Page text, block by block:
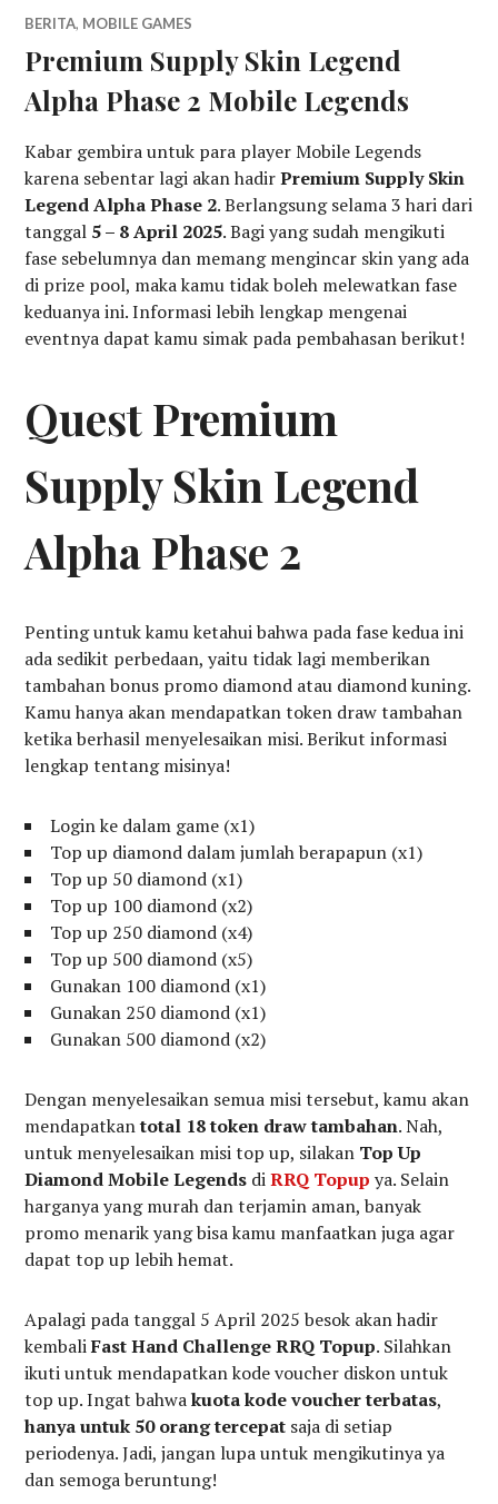
BERITA, MOBILE GAMES
Premium Supply Skin Legend
Alpha Phase 2 Mobile Legends
Kabar gembira untuk para player Mobile Legends
karena sebentar lagi akan hadirPremium Supply Skin
Legend Alpha Phase 2. Berlangsung selama 3 hari dari
tanggal 5 – 8 April 2025. Bagi yang sudah mengikuti
fase sebelumnya dan memang mengincar skin yang ada
di prize pool, maka kamu tidak boleh melewatkan fase
keduanya ini. Informasi lebih lengkap mengenai
eventnya dapat kamu simak pada pembahasan berikut!
Quest Premium
Supply Skin Legend
Alpha Phase 2
Penting untuk kamu ketahui bahwa pada fase kedua ini
ada sedikit perbedaan, yaitu tidak lagi memberikan
tambahan bonus promo diamond atau diamond kuning.
Kamu hanya akan mendapatkan token draw tambahan
ketika berhasil menyelesaikan misi. Berikut informasi
lengkap tentang misinya!
Login ke dalam game (x1)
Top up diamond dalam jumlah berapapun (x1)
Top up 50 diamond (x1)
Top up 100 diamond (x2)
Top up 250 diamond (x4)
Top up 500 diamond (x5)
Gunakan 100 diamond (x1)
Gunakan 250 diamond (x1)
Gunakan 500 diamond (x2)
Dengan menyelesaikan semua misi tersebut, kamu akan
mendapatkantotal 18 token draw tambahan. Nah,
untuk menyelesaikan misi top up, silakan Top Up
Diamond Mobile Legends diRRQ Topup ya. Selain
harganya yang murah dan terjamin aman, banyak
promo menarik yang bisa kamu manfaatkan juga agar
dapat top up lebih hemat.
Apalagi pada tanggal 5 April 2025 besok akan hadir
kembaliFast Hand Challenge RRQ Topup. Silahkan
ikuti untuk mendapatkan kode voucher diskon untuk
top up. Ingat bahwakuota kode voucher terbatas,
hanya untuk 50 orang tercepat saja di setiap
periodenya. Jadi, jangan lupa untuk mengikutinya ya
dan semoga beruntung!